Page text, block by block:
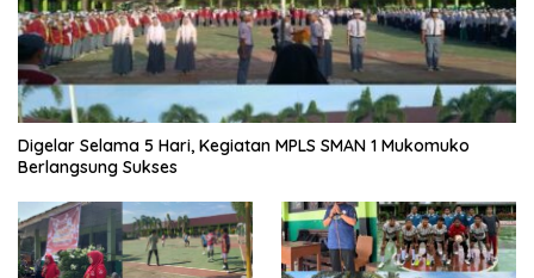
Digelar Selama 5 Hari, Kegiatan MPLS SMAN 1 Mukomuko
Berlangsung Sukses